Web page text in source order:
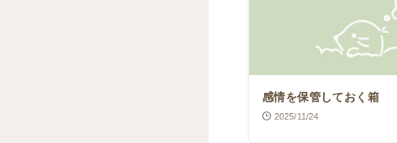
感情を保管しておく箱
2025/11/24